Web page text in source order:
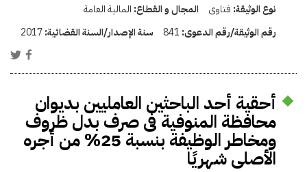
نوع الوثيقة: فتاوى المجال و القطاع: المالية العامة
رقم الوثيقة/رقم الدعوى: 841 سنة الإصدار/السنة القضائية:2017
أحقية أحد الباحثين العامليين بديوان
محافظة المنوفية فى صرف بدل ظروف
ومخاطر الوظيفة بنسبة 25% من أجره
الأصلى شهريًا